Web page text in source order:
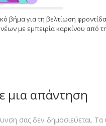
βήμα για τη βελτίωση
με εμπειρία καρκίνου από
μια απάντηση
σας δεν δημοσιεύεται. Τα